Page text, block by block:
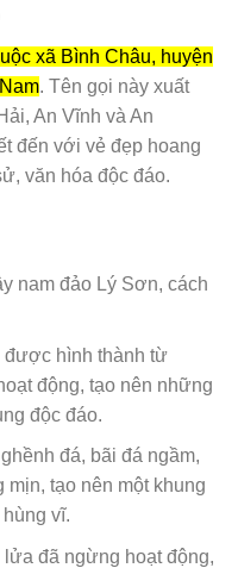
xã Bình Châu, huyện
. Tên gọi này xuất
An Vĩnh và An
đến với vẻ đẹp hoang
văn hóa độc đáo.
nam đảo Lý Sơn, cách
được hình thành từ
động, tạo nên những
độc đáo.
đá, bãi đá ngầm,
tạo nên một khung
vĩ.
đã ngừng hoạt động,